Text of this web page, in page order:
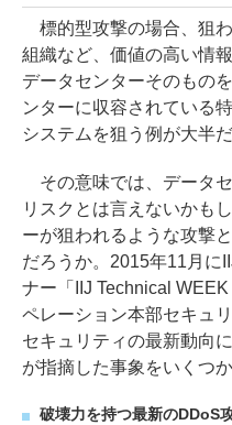
標的型攻撃の場合、狙
組織など、価値の高い情
データセンターそのもの
ンターに収容されている
システムを狙う例が大半だ
その意味では、データ
リスクとは言えないかも
ーが狙われるような攻撃
だろうか。2015年11月に
ナー「IIJ Technical
ペレーション本部セキュ
セキュリティの最新動向
が指摘した事象をいくつか
破壊力を持つ最新のDDoS